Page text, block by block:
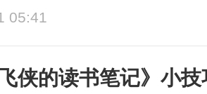
05:41
侠的读书笔记》小